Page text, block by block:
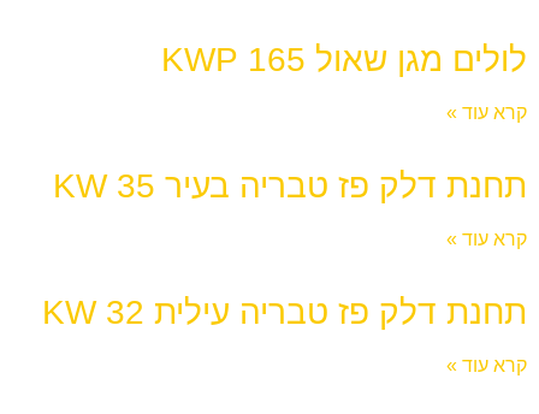
לולים מגן שאול 165 KWP
קרא עוד »
תחנת דלק פז טבריה בעיר 35 KW
קרא עוד »
תחנת דלק פז טבריה עילית 32 KW
קרא עוד »